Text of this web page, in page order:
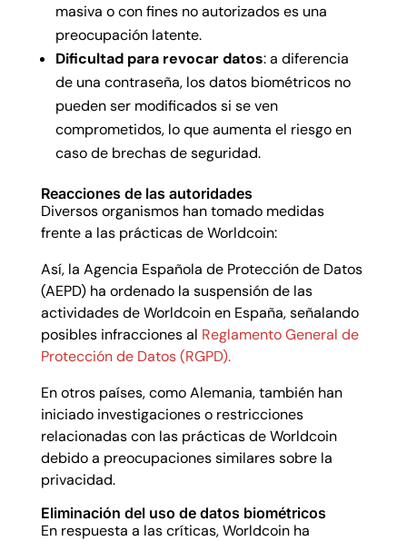
masiva o con fines no autorizados es una
preocupación latente.
Dificultad para revocar datos: a diferencia
de una contraseña, los datos biométricos no
pueden ser modificados si se ven
comprometidos, lo que aumenta el riesgo en
caso de brechas de seguridad.
Reacciones de las autoridades
Diversos organismos han tomado medidas
frente a las prácticas de Worldcoin:
Así, la Agencia Española de Protección de Datos
(AEPD) ha ordenado la suspensión de las
actividades de Worldcoin en España, señalando
posibles infracciones al Reglamento General de
Protección de Datos (RGPD).
En otros países, como Alemania, también han
iniciado investigaciones o restricciones
relacionadas con las prácticas de Worldcoin
debido a preocupaciones similares sobre la
privacidad.
Eliminación del uso de datos biométricos
En respuesta a las críticas, Worldcoin ha